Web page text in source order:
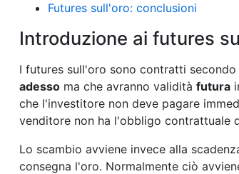
Futures sull'oro: conclusioni
Introduzione ai futures
I futures sull'oro sono contratti
adesso ma che avranno validità futura
che l'investitore non deve pagare
venditore non ha l'obbligo contrattuale
Lo scambio avviene invece alla
consegna l'oro. Normalmente ciò